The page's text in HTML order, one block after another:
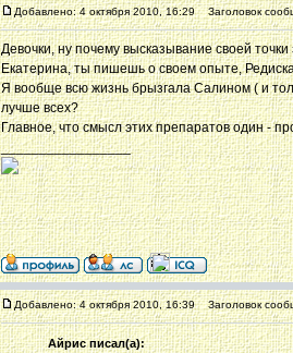
Добавлено: 4 октября 2010, 16:29 Заголовок
Девочки, ну почему высказывание своей
Екатерина, ты пишешь о своем опыте,
Я вообще всю жизнь брызгала Салином ( и
лучше всех?
Главное, что смысл этих препаратов один -
_________________
Добавлено: 4 октября 2010, 16:39 Заголовок
Айрис писал(а):